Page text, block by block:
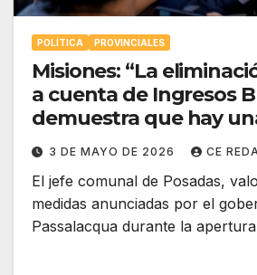
POLÍTICA PROVINCIALES
Misiones: “La
a cuenta de Ingresos
demuestra que hay
que escucha a la
Stelatto
3 DE MAYO DE 2026 CE
El jefe comunal de Posadas,
medidas anunciadas por el
Passalacqua durante la